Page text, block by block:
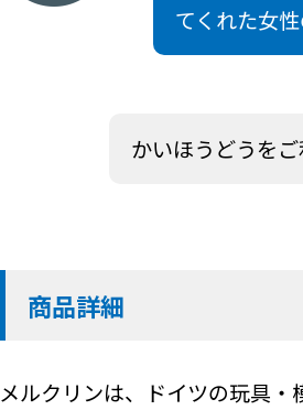
てくれた女
かいほうどうを
商品詳細
メルクリンは、ドイツの玩具・